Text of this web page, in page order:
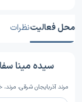
محل فعالیتنظرات
سیده مینا